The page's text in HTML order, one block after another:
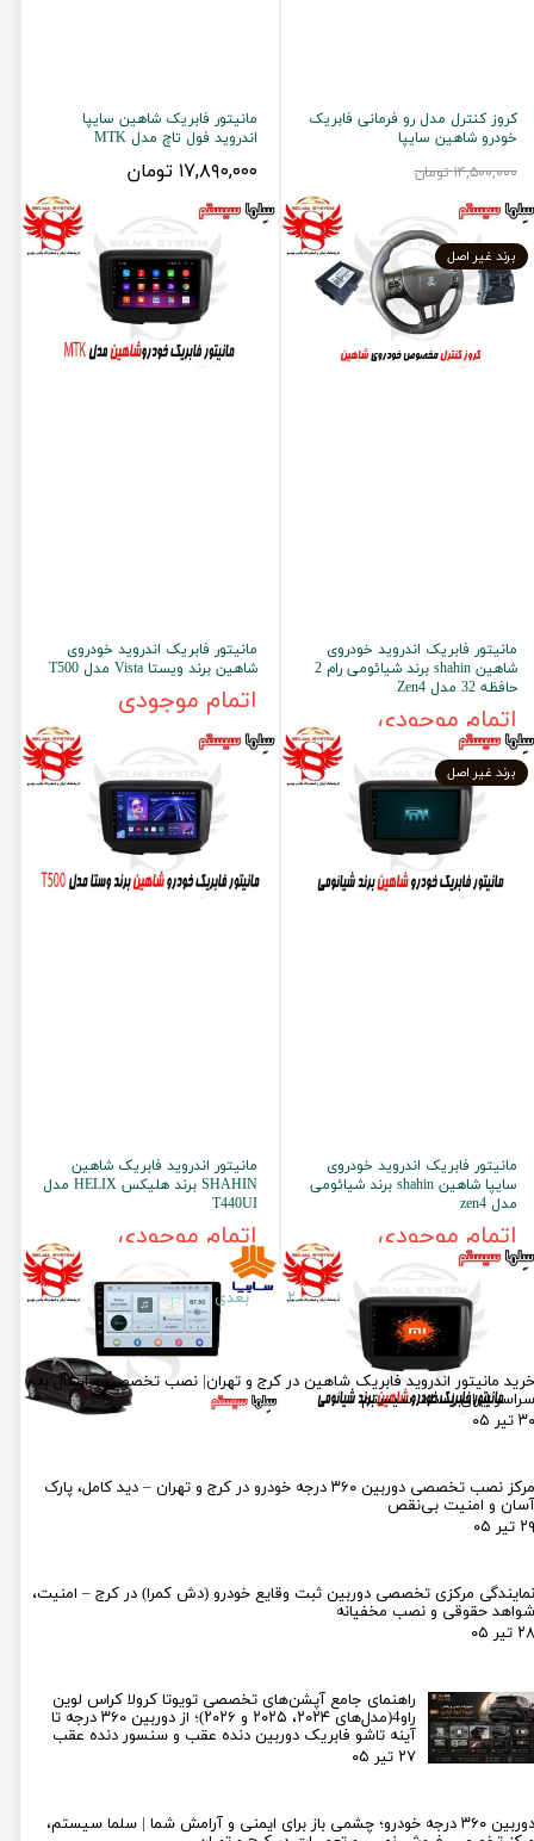
کروز کنترل مدل رو فرمانی فابریک
خودرو شاهین سایپا
۱۴,۵۰۰,۰۰۰ تومان
۱۳,۹۹۰,۰۰۰ تومان
مانیتور فابریک شاهین سایپا
اندروید فول تاچ مدل MTK
۱۷,۸۹۰,۰۰۰ تومان
مانیتور فابریک اندروید خودروی
شاهین shahin برند شیائومی رام 2
حافظه 32 مدل Zen4
اتمام موجودی
برند غیر اصل
مانیتور فابریک اندروید خودروی
شاهین برند ویستا Vista مدل T500
اتمام موجودی
مانیتور فابریک اندروید خودروی
سایپا شاهین shahin برند شیائومی
مدل zen4
اتمام موجودی
برند غیر اصل
مانیتور اندروید فابریک شاهین
SHAHIN برند هلیکس HELIX مدل
T440UI
اتمام موجودی
۱ ۲ بعدی
خرید مانیتور اندروید فابریک شاهین در کرج و تهران| نصب تخصصی و ارسال به
سراسر ایران | سلما سیستم
۳۰ تیر ۰۵
مرکز نصب تخصصی دوربین ۳۶۰ درجه خودرو در کرج و تهران – دید کامل، پارک
آسان و امنیت بی‌نقص
۲۹ تیر ۰۵
نمایندگی مرکزی تخصصی دوربین ثبت وقایع خودرو (دش کمرا) در کرج – امنیت،
شواهد حقوقی و نصب مخفیانه
۲۸ تیر ۰۵
راهنمای جامع آپشن‌های تخصصی تویوتا کرولا کراس لوین
راو4(مدل‌های ۲۰۲۴، ۲۰۲۵ و ۲۰۲۶)؛ از دوربین ۳۶۰ درجه تا
آینه تاشو فابریک دوربین دنده عقب و سنسور دنده عقب
۲۷ تیر ۰۵
دوربین ۳۶۰ درجه خودرو؛ چشمی باز برای ایمنی و آرامش شما | سلما سیستم،